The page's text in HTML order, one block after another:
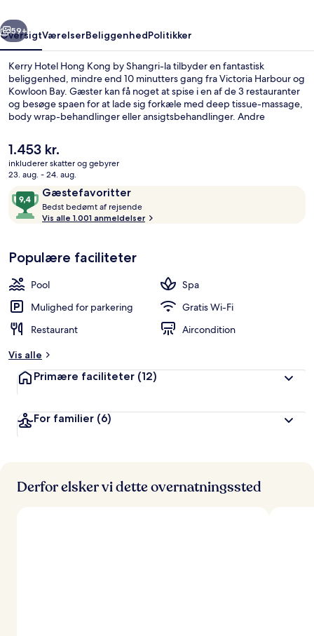
la
Næste
59+
OversigtVærelserBeliggenhedPolitikker
Kerry Hotel Hong Kong by Shangri-la tilbyder en fantastisk
beliggenhed, mindre end 10 minutters gang fra Victoria Harbour og
Kowloon Bay. Gæster kan få noget at spise i en af de 3 restauranter
og besøge spaen for at lade sig forkæle med deep tissue-massage,
body wrap-behandlinger eller ansigtsbehandlinger. Andre
barer/lounger, en udendørs pool og en bar ved poolen. Rejsende
har kun godt at sige om stedets hjælpsomme personale. Offentlig
transport er tæt på: Whampoa Metrostation ligger kun 6 minutter
derfra til fods.
Den
nuværende
pris
1.453 kr.
1.453 kr.
inkluderer skatter og gebyrer
23. aug. - 24. aug.
AnmeldelserGæstefavoritter
9,4
ud
af
Gæstefavoritter
Bedst bedømt af rejsende
e
a
f
d
e
Vis alle 1.001 anmeldelser
Populære faciliteter
Pool
Spa
Mulighed for parkering
Gratis Wi-Fi
Restaurant
Aircondition
Vis alle
Primære faciliteter (12)
For familier (6)
Derfor elsker vi dette overnatningssted